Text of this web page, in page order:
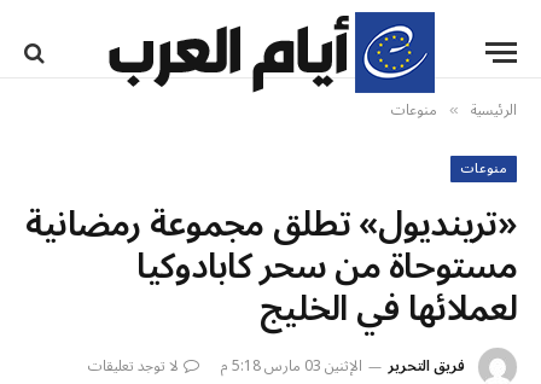
الرئيسية » منوعات
منوعات
«ترينديول» تطلق مجموعة رمضانية
مستوحاة من سحر كابادوكيا
لعملائها في الخليج
فريق التحرير الإثنين 03 مارس 5:18 م لا توجد تعليقات